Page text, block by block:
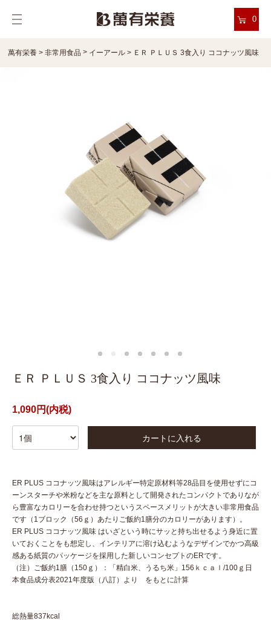
0
萬有栄養 > 非常用食品 > イーアール > ＥＲ ＰＬＵＳ 3食入り ココナッツ風味
ＥＲ ＰＬＵＳ 3食入り ココナッツ風味
1,090円(内税)
カートに入れる
ER PLUS ココナッツ風味はアレルギー特定原材料等28品目を使用せずにコ
ーンスターチや米粉などを主な原料として開発されたコンパクトでありなが
ら豊富なカロリーを合わせ持つというスペースメリットが大きい非常用食品
です（1ブロック（56ｇ）あたりご飯約1膳分のカロリーがあります）。
ER PLUS ココナッツ風味 はいざという時にサッと持ち出せるよう身近に置
いておくことをも想定し、インテリアに溶け込むようなデザインでかつ高級
感ある紙質のパッケージを採用した新しいコンセプトのERです。
（注）ご飯約1膳（150ｇ）：「精白米、うるち米」156ｋｃａｌ/100ｇ日
本食品成分表2021年度版（八訂）より をもとに計算
総熱量837kcal